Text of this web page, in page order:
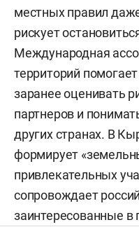
местных правил
рискует
Международная
территорий
заранее оценивать
партнеров и
других странах. В
формирует
привлекательных
сопровождает
заинтересованные в